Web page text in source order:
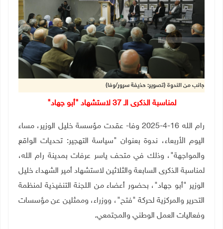
جانب من الندوة (تصوير: حذيفة سرور/وفا)
لمناسبة الذكرى الـ 37 لاستشهاد "أبو جهاد"
رام الله 16-4-2025 وفا- عقدت مؤسسة خليل الوزير، مساء
اليوم الأربعاء، ندوة بعنوان "سياسة التهجير: تحديات الواقع
والمواجهة"، وذلك في متحف ياسر عرفات بمدينة رام الله،
لمناسبة الذكرى السابعة والثلاثين لاستشهاد أمير الشهداء خليل
الوزير "أبو جهاد"، بحضور أعضاء من اللجنة التنفيذية لمنظمة
التحرير والمركزية لحركة "فتح"، ووزراء، وممثلين عن مؤسسات
وفعاليات العمل الوطني والمجتمعي.